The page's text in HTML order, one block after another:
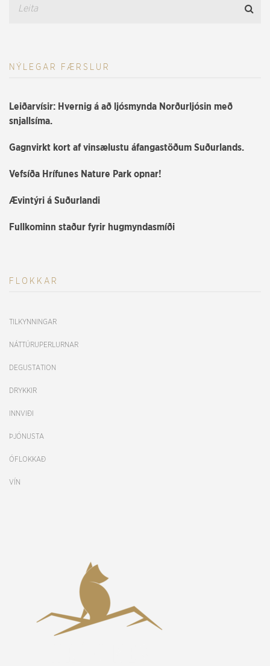
NÝLEGAR FÆRSLUR
Leiðarvísir: Hvernig á að ljósmynda Norðurljósin með
snjallsíma.
Gagnvirkt kort af vinsælustu áfangastöðum Suðurlands.
Vefsíða Hrífunes Nature Park opnar!
Ævintýri á Suðurlandi
Fullkominn staður fyrir hugmyndasmíði
FLOKKAR
TILKYNNINGAR
NÁTTÚRUPERLURNAR
DEGUSTATION
DRYKKIR
INNVIÐI
ÞJÓNUSTA
ÓFLOKKAÐ
VÍN